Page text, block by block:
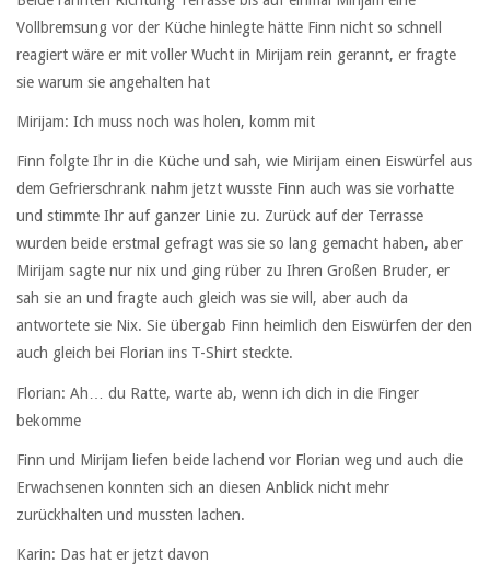
Vollbremsung vor der Küche hinlegte hätte Finn nicht so schnell
reagiert wäre er mit voller Wucht in Mirijam rein gerannt, er fragte
sie warum sie angehalten hat
Mirijam: Ich muss noch was holen, komm mit
Finn folgte Ihr in die Küche und sah, wie Mirijam einen Eiswürfel aus
dem Gefrierschrank nahm jetzt wusste Finn auch was sie vorhatte
und stimmte Ihr auf ganzer Linie zu. Zurück auf der Terrasse
wurden beide erstmal gefragt was sie so lang gemacht haben, aber
Mirijam sagte nur nix und ging rüber zu Ihren Großen Bruder, er
sah sie an und fragte auch gleich was sie will, aber auch da
antwortete sie Nix. Sie übergab Finn heimlich den Eiswürfen der den
auch gleich bei Florian ins T-Shirt steckte.
Florian: Ah… du Ratte, warte ab, wenn ich dich in die Finger
bekomme
Finn und Mirijam liefen beide lachend vor Florian weg und auch die
Erwachsenen konnten sich an diesen Anblick nicht mehr
zurückhalten und mussten lachen.
Karin: Das hat er jetzt davon